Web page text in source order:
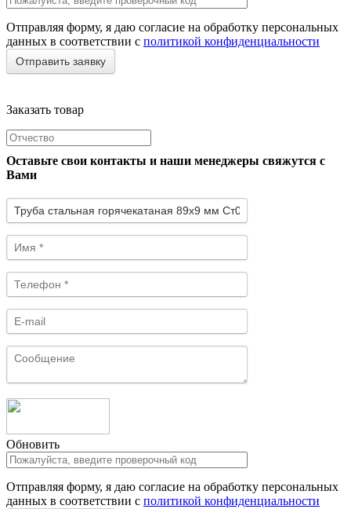
Отправляя форму, я даю согласие на обработку персональных
данных в соответствии с политикой конфиденциальности
Заказать товар
Оставьте свои контакты и наши менеджеры свяжутся с
Вами
Обновить
Отправляя форму, я даю согласие на обработку персональных
данных в соответствии с политикой конфиденциальности